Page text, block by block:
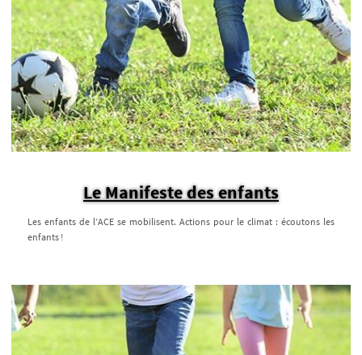
Le Manifeste des enfants
Les enfants de l’ACE se mobilisent. Actions pour le climat : écoutons les
enfants !